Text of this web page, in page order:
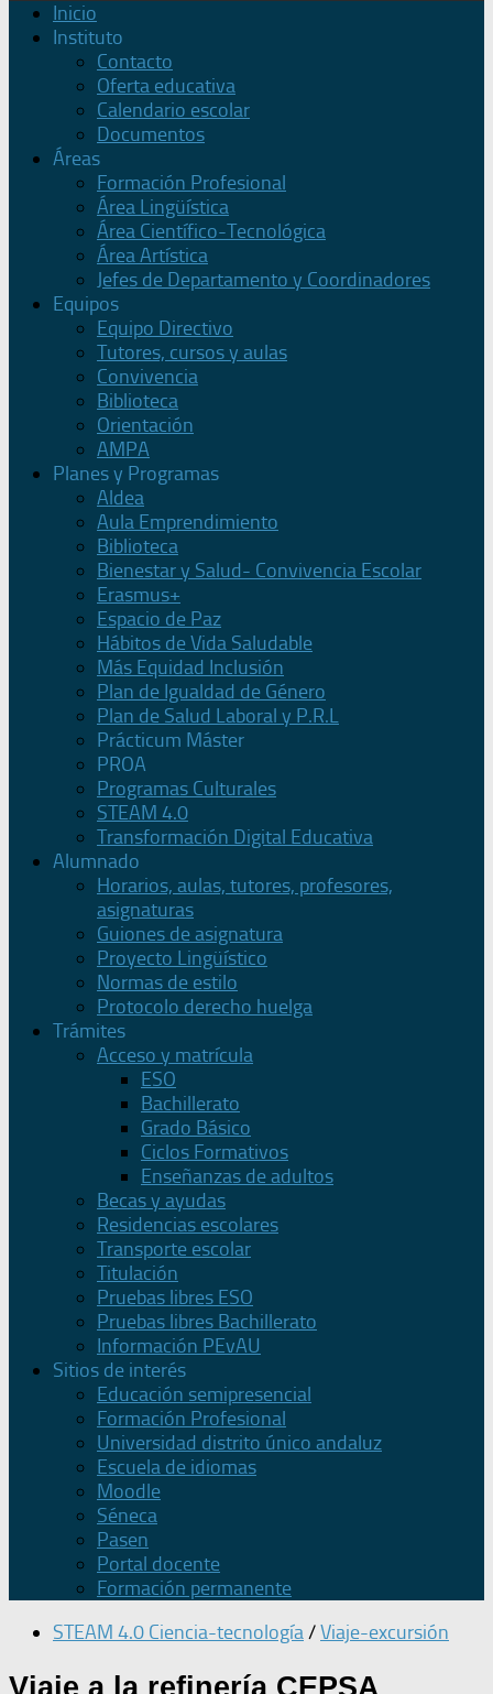
Inicio
Instituto
Contacto
Oferta educativa
Calendario escolar
Documentos
Áreas
Formación Profesional
Área Lingüística
Área Científico-Tecnológica
Área Artística
Jefes de Departamento y Coordinadores
Equipos
Equipo Directivo
Tutores, cursos y aulas
Convivencia
Biblioteca
Orientación
AMPA
Planes y Programas
Aldea
Aula Emprendimiento
Biblioteca
Bienestar y Salud- Convivencia Escolar
Erasmus+
Espacio de Paz
Hábitos de Vida Saludable
Más Equidad Inclusión
Plan de Igualdad de Género
Plan de Salud Laboral y P.R.L
Prácticum Máster
PROA
Programas Culturales
STEAM 4.0
Transformación Digital Educativa
Alumnado
Horarios, aulas, tutores, profesores,
asignaturas
Guiones de asignatura
Proyecto Lingüístico
Normas de estilo
Protocolo derecho huelga
Trámites
Acceso y matrícula
ESO
Bachillerato
Grado Básico
Ciclos Formativos
Enseñanzas de adultos
Becas y ayudas
Residencias escolares
Transporte escolar
Titulación
Pruebas libres ESO
Pruebas libres Bachillerato
Información PEvAU
Sitios de interés
Educación semipresencial
Formación Profesional
Universidad distrito único andaluz
Escuela de idiomas
Moodle
Séneca
Pasen
Portal docente
Formación permanente
STEAM 4.0 Ciencia-tecnología/Viaje-excursión
Viaje a la refinería CEPSA